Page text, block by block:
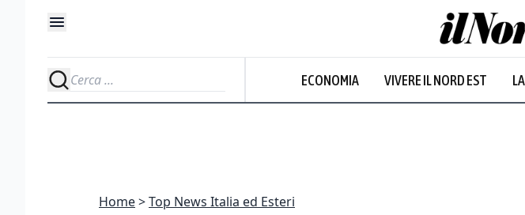
ECONOMIA VIVERE IL NORD EST
Home Top News Italia ed Esteri